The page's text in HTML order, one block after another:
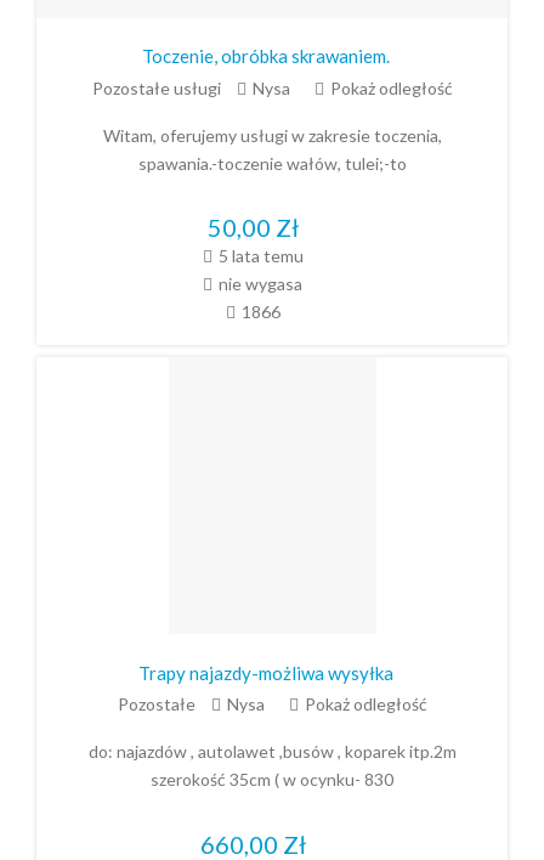
Toczenie, obróbka skrawaniem.
Pozostałe usługi Nysa Pokaż odległość
Witam, oferujemy usługi w zakresie toczenia,
spawania.-toczenie wałów, tulei;-to
50,00 Zł
5 lata temu
nie wygasa
1866
Trapy najazdy-możliwa wysyłka
Pozostałe Nysa Pokaż odległość
do: najazdów , autolawet ,busów , koparek itp.2m
szerokość 35cm ( w ocynku- 830
660,00 Zł